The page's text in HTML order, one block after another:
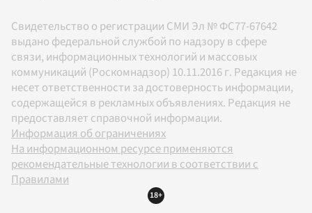
Свидетельство о регистрации СМИ Эл № ФС77-67642
выдано федеральной службой по надзору в сфере
связи, информационных технологий и массовых
коммуникаций (Роскомнадзор) 10.11.2016 г. Редакция не
несет ответственности за достоверность информации,
содержащейся в рекламных объявлениях. Редакция не
предоставляет справочной информации.
Информация об ограничениях
На информационном ресурсе применяются
рекомендательные технологии в соответствии с
Правилами
18+